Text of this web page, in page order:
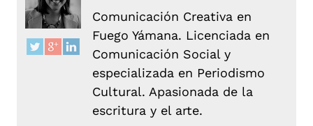
Comunicación Creativa en
Fuego Yámana. Licenciada en
Comunicación Social y
especializada en Periodismo
Cultural. Apasionada de la
escritura y el arte.